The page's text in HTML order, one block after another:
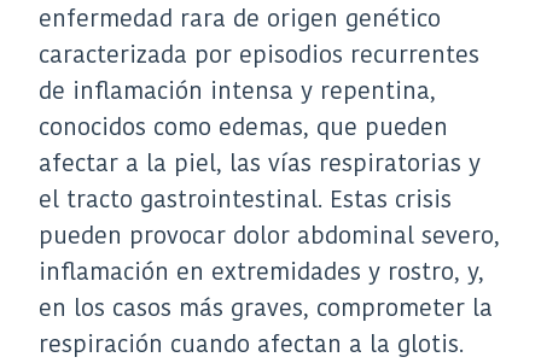
enfermedad rara de origen genético
caracterizada por episodios recurrentes
de inflamación intensa y repentina,
conocidos como edemas, que pueden
afectar a la piel, las vías respiratorias y
el tracto gastrointestinal. Estas crisis
pueden provocar dolor abdominal severo,
inflamación en extremidades y rostro, y,
en los casos más graves, comprometer la
respiración cuando afectan a la glotis.